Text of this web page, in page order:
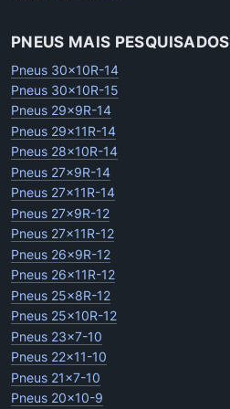
PNEUS MAIS PESQUISADOS
Pneus 30x10R-14
Pneus 30x10R-15
Pneus 29x9R-14
Pneus 29x11R-14
Pneus 28x10R-14
Pneus 27x9R-14
Pneus 27x11R-14
Pneus 27x9R-12
Pneus 27x11R-12
Pneus 26x9R-12
Pneus 26x11R-12
Pneus 25x8R-12
Pneus 25x10R-12
Pneus 23x7-10
Pneus 22x11-10
Pneus 21x7-10
Pneus 20x10-9